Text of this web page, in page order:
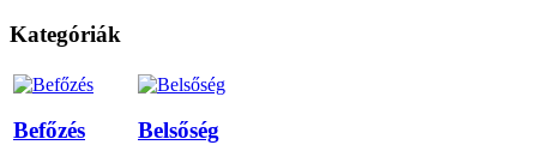
Kategóriák
Befőzés Belsőség